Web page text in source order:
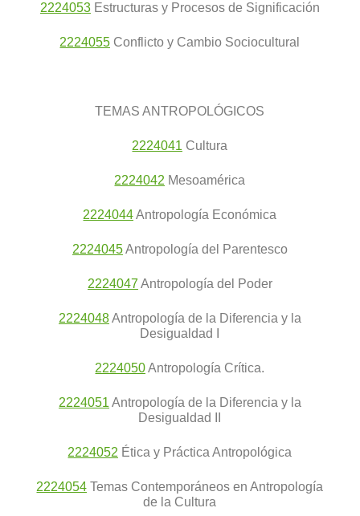
2224053Estructuras y Procesos de Significación
2224055 Conflicto y Cambio Sociocultural
TEMAS ANTROPOLÓGICOS
2224041 Cultura
2224042 Mesoamérica
2224044Antropología Económica
2224045Antropología del Parentesco
2224047 Antropología del Poder
2224048Antropología de la Diferencia y la
Desigualdad I
2224050Antropología Crítica.
2224051 Antropología de la Diferencia y la
Desigualdad II
2224052 Ética y Práctica Antropológica
2224054 Temas Contemporáneos en Antropología
de la Cultura